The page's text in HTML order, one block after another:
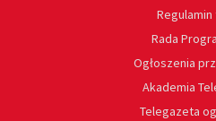
Rada
Ogłoszenia
Akademia
Telegazeta